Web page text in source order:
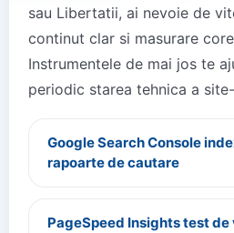
sau Libertatii, ai nevoie de
continut clar si masurare
Instrumentele de mai jos te
periodic starea tehnica a
Google Search Console
rapoarte de cautare
PageSpeed Insights test